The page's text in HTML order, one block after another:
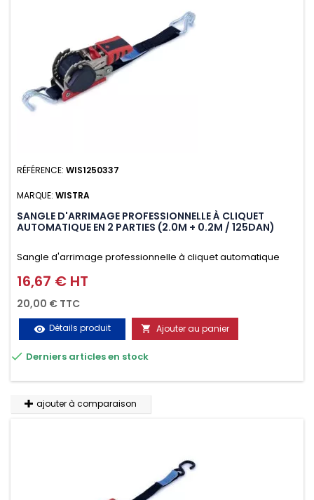
RÉFÉRENCE: WIS1250337
MARQUE: WISTRA
SANGLE D'ARRIMAGE PROFESSIONNELLE À CLIQUET
AUTOMATIQUE EN 2 PARTIES (2.0M + 0.2M / 125DAN)
Sangle d'arrimage professionnelle à cliquet automatique
avec crochet deux doigts soudés en J en 2 parties (2.0M +
0.2M / 125daN), simple et rapide d'utilisation. Permet
d'arrimer et de sécuriser vos chargements pendant le
transport. Matière polyester très résistante aux UV et aux
variations de températures, n'absorbe pas l'eau.
Prix
16,67 € HT
20,00 € TTC
visibility Détails produit  Ajouter au panier
 Derniers articles en stock
ajouter à comparaison